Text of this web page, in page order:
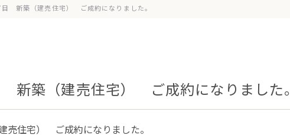
目 新築（建売住宅） ご成約になりました。
新築（建売住宅） ご成約になりました。
住宅） ご成約になりました。